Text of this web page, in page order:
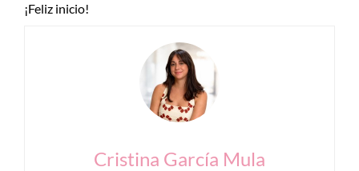
¡Feliz inicio!
Cristina García Mula